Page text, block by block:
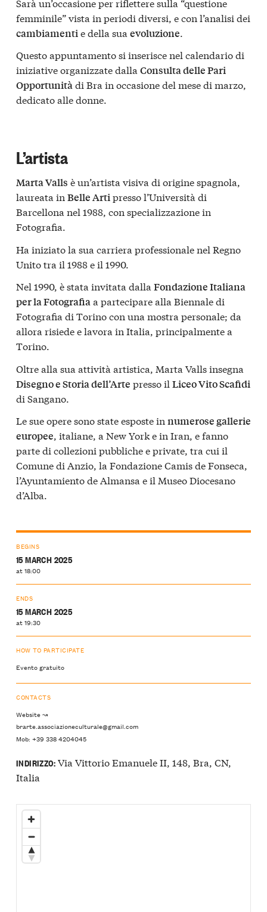
femminile” vista in periodi diversi, e con l’analisi dei
cambiamentie della sua evoluzione.
Questo appuntamento si inserisce nel calendario di
iniziative organizzate dalla Consulta delle Pari
Opportunitàdi Bra in occasione del mese di marzo,
dedicato alle donne.
L’artista
Marta Valls è un’artista visiva di origine spagnola,
laureata in Belle Artipresso l’Università di
Barcellona nel 1988, con specializzazione in
Fotografia.
Ha iniziato la sua carriera professionale nel Regno
Unito tra il 1988 e il 1990.
Nel 1990, è stata invitata dalla Fondazione Italiana
per la Fotografiaa partecipare alla Biennale di
Fotografia di Torino con una mostra personale; da
allora risiede e lavora in Italia, principalmente a
Torino.
Oltre alla sua attività artistica, Marta Valls insegna
Disegno e Storia dell’Arte presso il Liceo Vito Scafidi
di Sangano.
Le sue opere sono state esposte in numerose gallerie
europee, italiane, a New York e in Iran, e fanno
parte di collezioni pubbliche e private, tra cui il
Comune di Anzio, la Fondazione Camis de Fonseca,
l’Ayuntamiento de Almansa e il Museo Diocesano
d’Alba.
BEGINS
15 MARCH 2025
at 18:00
ENDS
15 MARCH 2025
at 19:30
HOW TO PARTICIPATE
Evento gratuito
CONTACTS
Website ↝
brarte.associazioneculturale@gmail.com
Mob: +39 338 4204045
INDIRIZZO:Via Vittorio Emanuele II, 148, Bra, CN,
Italia